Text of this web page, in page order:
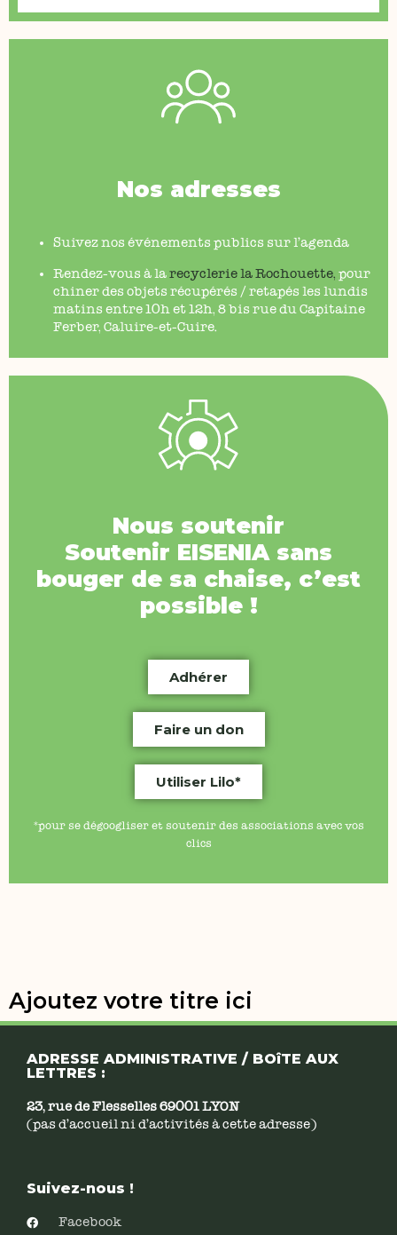
Nos adresses
Suivez nos événements publics sur l’agenda
Rendez-vous à larecyclerie la Rochouette, pour
chiner des objets récupérés / retapés les lundis
matins entre 10h et 12h, 8 bis rue du Capitaine
Ferber, Caluire-et-Cuire.
Nous soutenir
Soutenir EISENIAsans
bouger de sa chaise, c’est
possible !
Adhérer
Faire un don
Utiliser Lilo*
*pour se dégoogliser et soutenir des associations avec vos
clics
Ajoutez votre titre ici
ADRESSE ADMINISTRATIVE / BOîTE AUX
LETTRES :
23, rue de Flesselles 69001 LYON
(pas d’accueil ni d’activités à cette adresse)
Suivez-nous !
Facebook